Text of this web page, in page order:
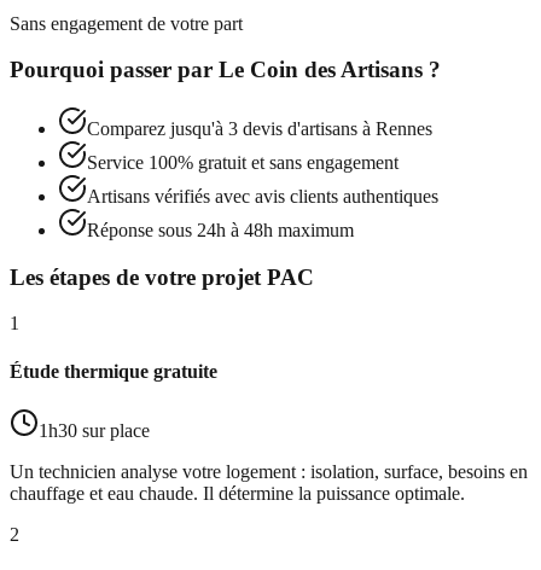
Sans engagement de votre part
Pourquoi passer par Le Coin des Artisans ?
Comparez jusqu'à 3 devis d'artisans à Rennes
Service 100% gratuit et sans engagement
Artisans vérifiés avec avis clients authentiques
Réponse sous 24h à 48h maximum
Les étapes de votre projet PAC
1
Étude thermique gratuite
1h30 sur place
Un technicien analyse votre logement : isolation, surface, besoins en
chauffage et eau chaude. Il détermine la puissance optimale.
2